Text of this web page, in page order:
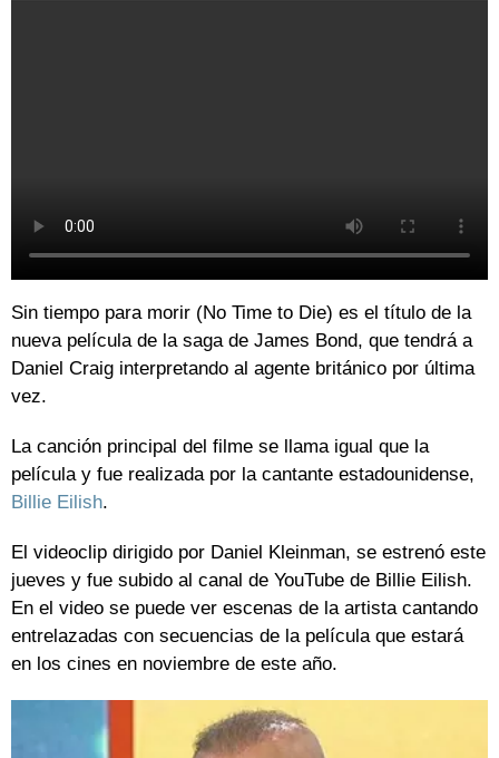
Sin tiempo para morir (No Time to Die) es el título de la
nueva película de la saga de James Bond, que tendrá a
Daniel Craig interpretando al agente británico por última
vez.
La canción principal del filme se llama igual que la
película y fue realizada por la cantante estadounidense,
Billie Eilish.
El videoclip dirigido por Daniel Kleinman, se estrenó este
jueves y fue subido al canal de YouTube de Billie Eilish.
En el video se puede ver escenas de la artista cantando
entrelazadas con secuencias de la película que estará
en los cines en noviembre de este año.